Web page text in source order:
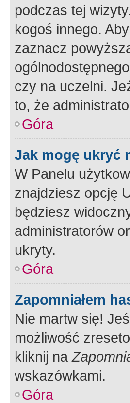
podczas tej
kogoś innego.
zaznacz
czy na uczelni.
to, że
Góra
Jak mogę ukryć
W Panelu
znajdziesz opcję
będziesz
administratorów
ukryty.
Góra
Zapomniałem
Nie martw się!
możliwość
kliknij na
wskazówkami.
Góra